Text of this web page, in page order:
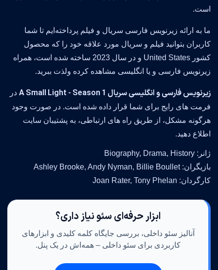
است.
ما به ارائه زیرنویس فارسی سریال و فیلم پرداخته‌ایم تا شما
کاربران بتوانید فیلم و سریال مورد علاقه خود را که محصول
کشور United States و در سال 2023 ساخته شده است، همراه
زیرنویس فارسی و یا انگلیسی مشاهده کرده ولذت ببرید.
زیرنویس فارسی و انگلیسی سریال A Small Light - Season 1
در
فرمت های رایج برای شما قرار داده شده است. در صورت وجود
هرگونه مشکل، از طریق راه های ارتباطی، به پشتیبان سایت
اطلاع دهید.
ژانر: Biography, Drama, History
بازیگران: Ashley Brooke, Andy Nyman, Billie Boullet
کارگردان: Joan Rater, Tony Phelan
ابزار حرفه‌ای سئو نیاز داری؟
آنالیز سئو داخلی، بررسی جایگاه کلمه کلیدی و ابزارهای
کاربردی برای سئو داخلی – همه‌اش در یک پنل.